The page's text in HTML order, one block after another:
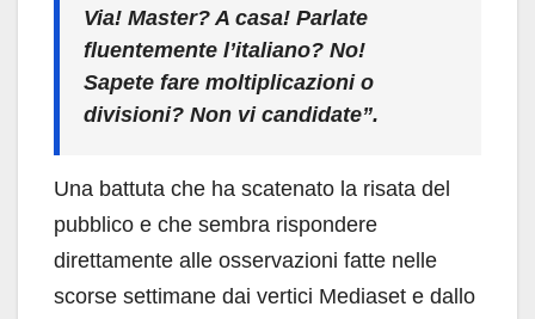
Via! Master? A casa! Parlate
fluentemente l’italiano? No!
Sapete fare moltiplicazioni o
divisioni? Non vi candidate”.
Una battuta che ha scatenato la risata del
pubblico e che sembra rispondere
direttamente alle osservazioni fatte nelle
scorse settimane dai vertici Mediaset e dallo